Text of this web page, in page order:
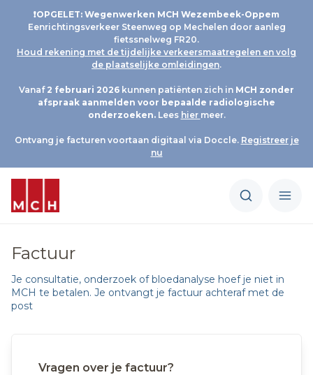
❗OPGELET: Wegenwerken MCH Wezembeek-Oppem
Eenrichtingsverkeer Steenweg op Mechelen door aanleg
fietssnelweg FR20.
Houd rekening met de tijdelijke verkeersmaatregelen en volg
de plaatselijke omleidingen.
Vanaf 2 februari 2026 kunnen patiënten zich in MCH zonder
afspraak aanmelden voor bepaalde radiologische
onderzoeken.Lees hier meer.
Ontvang je facturen voortaan digitaal via Doccle. Registreer je
nu
Factuur
Je consultatie, onderzoek of bloedanalyse hoef je niet in
MCH te betalen. Je ontvangt je factuur achteraf met de
post
Vragen over je factuur?